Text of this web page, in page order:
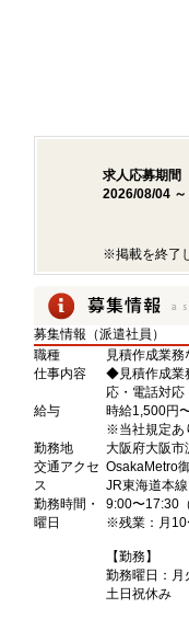
求人応募期間
2026/08/04
※掲載を終了
募集情報（派遣社員）
職種
見積作成業
仕事内容
◆見積作成業
応・電話対応
給与
時給1,500円
※当社規定あ
勤務地
大阪府大阪市
交通アクセ
ス
OsakaMetro
JR東海道本
勤務時間・
曜日
9:00〜17:30
※残業：月10
【勤務】
勤務曜日：月
土日祝休み